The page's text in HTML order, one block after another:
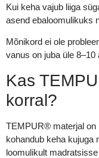
Kui keha vajub liiga
asend ebaloomulikuks
Mõnikord ei ole
vanus on juba üle 8–10
Kas
korral?
TEMPUR® materjal
kohandub keha kujuga
loomulikult